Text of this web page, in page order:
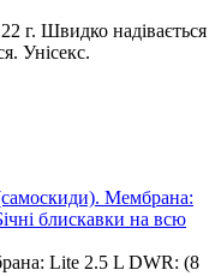
г. Швидко надівається
Унісекс.
Lite 2.5 L DWR: (8